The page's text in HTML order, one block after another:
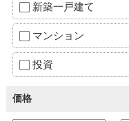
新築一戸建て
マンション
投資
価格